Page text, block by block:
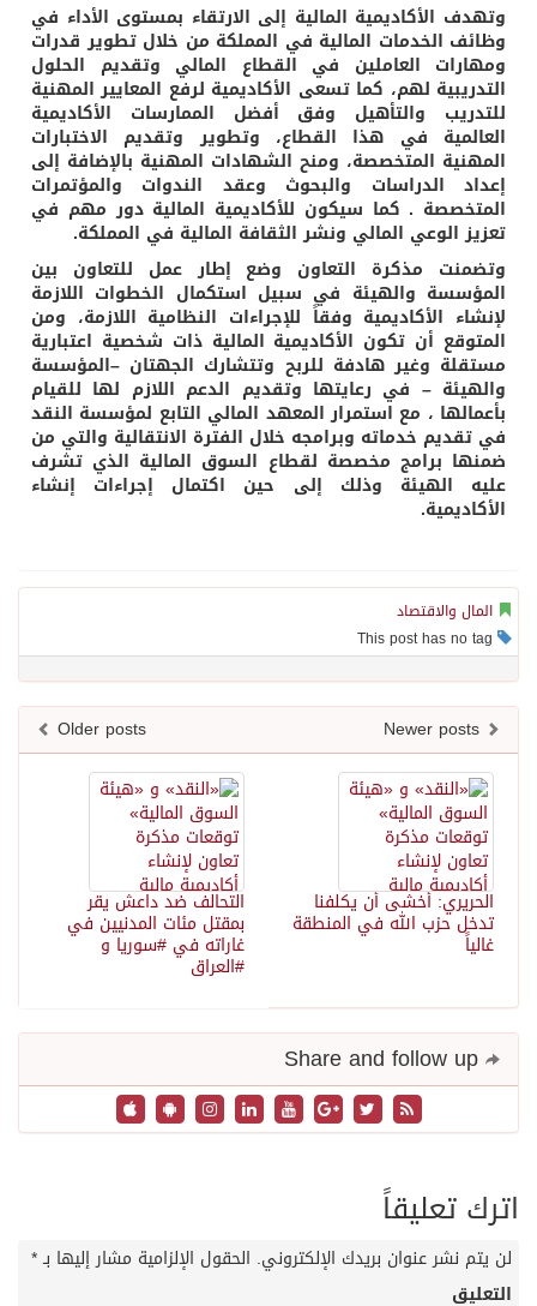
وتهدف الأكاديمية المالية إلى الارتقاء بمستوى الأداء في
وظائف الخدمات المالية في المملكة من خلال تطوير قدرات
ومهارات العاملين في القطاع المالي وتقديم الحلول
التدريبية لهم، كما تسعى الأكاديمية لرفع المعايير المهنية
للتدريب والتأهيل وفق أفضل الممارسات الأكاديمية
العالمية في هذا القطاع، وتطوير وتقديم الاختبارات
المهنية المتخصصة، ومنح الشهادات المهنية بالإضافة إلى
إعداد الدراسات والبحوث وعقد الندوات والمؤتمرات
المتخصصة . كما سيكون للأكاديمية المالية دور مهم في
تعزيز الوعي المالي ونشر الثقافة المالية في المملكة.
وتضمنت مذكرة التعاون وضع إطار عمل للتعاون بين
المؤسسة والهيئة في سبيل استكمال الخطوات اللازمة
لإنشاء الأكاديمية وفقاً للإجراءات النظامية اللازمة، ومن
المتوقع أن تكون الأكاديمية المالية ذات شخصية اعتبارية
مستقلة وغير هادفة للربح وتتشارك الجهتان –المؤسسة
والهيئة – في رعايتها وتقديم الدعم اللازم لها للقيام
بأعمالها ، مع استمرار المعهد المالي التابع لمؤسسة النقد
في تقديم خدماته وبرامجه خلال الفترة الانتقالية والتي من
ضمنها برامج مخصصة لقطاع السوق المالية الذي تشرف
عليه الهيئة وذلك إلى حين اكتمال إجراءات إنشاء
الأكاديمية.
المال والاقتصاد
Older posts
التحالف ضد داعش يقر
بمقتل مئات المدنيين في
غاراته في #سوريا و
#العراق
الحريري: أخشى أن يكلفنا
تدخل حزب الله في المنطقة
غالياً
اترك تعليقاً
لن يتم نشر عنوان بريدك الإلكتروني. الحقول الإلزامية مشار إليها بـ*
التعليق